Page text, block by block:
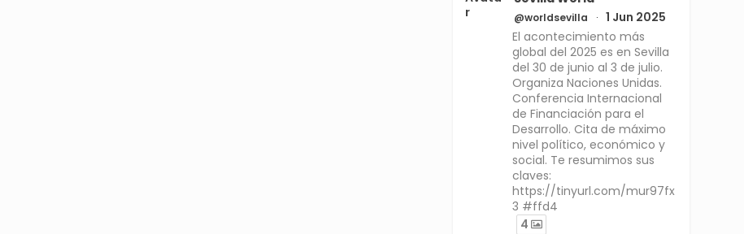
r
@worldsevilla ·
1 Jun 2025
El acontecimiento más
global del 2025 es en Sevilla
del 30 de junio al 3 de julio.
Organiza Naciones Unidas.
Conferencia Internacional
de Financiación para el
Desarrollo. Cita de máximo
nivel político, económico y
social. Te resumimos sus
claves:
https://tinyurl.com/mur97fx
3 #ffd4
4